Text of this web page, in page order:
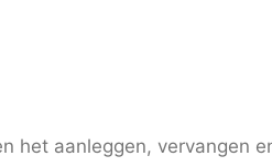
het aanleggen, vervangen